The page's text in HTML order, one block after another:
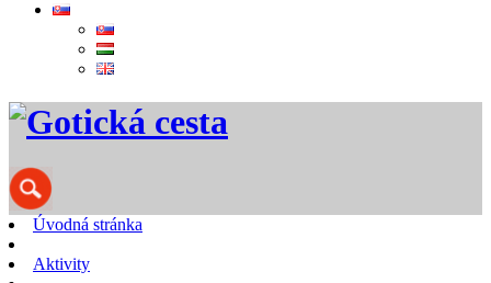
Úvodná stránka
Aktivity